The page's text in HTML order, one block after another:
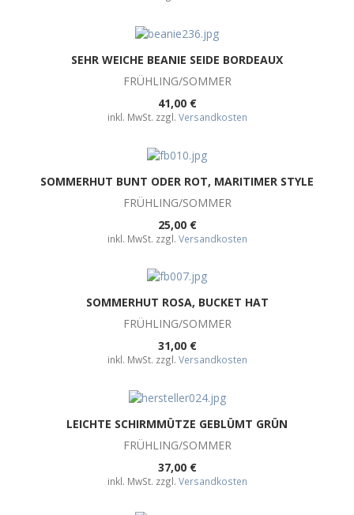
SEHR WEICHE BEANIE SEIDE BORDEAUX
FRÜHLING/SOMMER
41,00 €
inkl. MwSt. zzgl. Versandkosten
SOMMERHUT BUNT ODER ROT, MARITIMER STYLE
FRÜHLING/SOMMER
25,00 €
inkl. MwSt. zzgl. Versandkosten
SOMMERHUT ROSA, BUCKET HAT
FRÜHLING/SOMMER
31,00 €
inkl. MwSt. zzgl. Versandkosten
LEICHTE SCHIRMMÜTZE GEBLÜMT GRÜN
FRÜHLING/SOMMER
37,00 €
inkl. MwSt. zzgl. Versandkosten